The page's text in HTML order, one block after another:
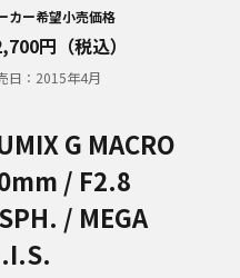
カー希望小売価格
円（税込）
日： 2015年4月
G MACRO
/ F2.8
/ MEGA